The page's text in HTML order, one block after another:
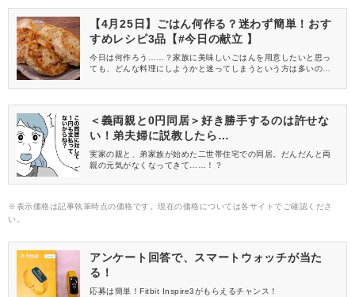
せの「今日の献立」を参考にして、夕食を作ってみてくださいね♪
【4月25日】ごはん何作る？迷わず簡単！おす
すめレシピ3品【#今日の献立 】
今日は何作ろう……？家族に美味しいごはんを用意したいと思っ
ても、どんな料理にしようかと迷ってしまうという方は多いので
て、迷わず今日の献立が決まるおすすめメニューをご紹介しま
せの「今日の献立」を参考にして、夕食を作ってみてくださいね♪
＜義両親と0円同居＞好き勝手するのは許せな
い！弟夫婦に説教したら…
実家の親と、弟家族が始めた二世帯住宅での同居。だんだんと両
親の元気がなくなってきて……！？
※表示価格は記事執筆時点の価格です。現在の価格については各サイトでご確認くださ
い。
アンケート回答で、スマートウォッチが当た
る！
応募は簡単！Fitbit Inspire3がもらえるチャンス！